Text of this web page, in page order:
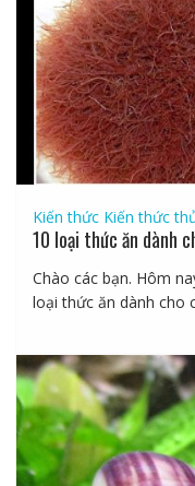
Kiến thức Kiến thức
10 loại thức ăn dành
Chào các bạn. Hôm
loại thức ăn dành cho